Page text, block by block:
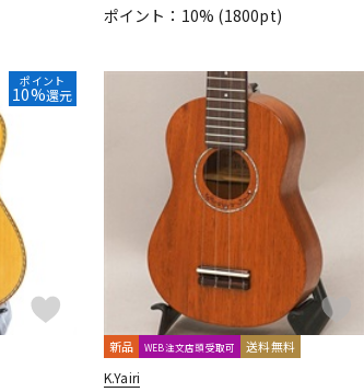
ポイント：10% (1800pt)
ポイント
10%還元
新品 WEB注文店頭受取可 送料無料
K.Yairi